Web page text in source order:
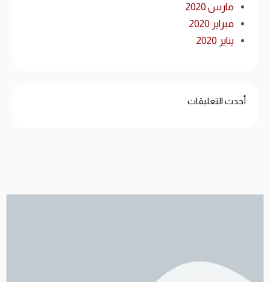
مارس 2020
فبراير 2020
يناير 2020
أحدث التعليقات